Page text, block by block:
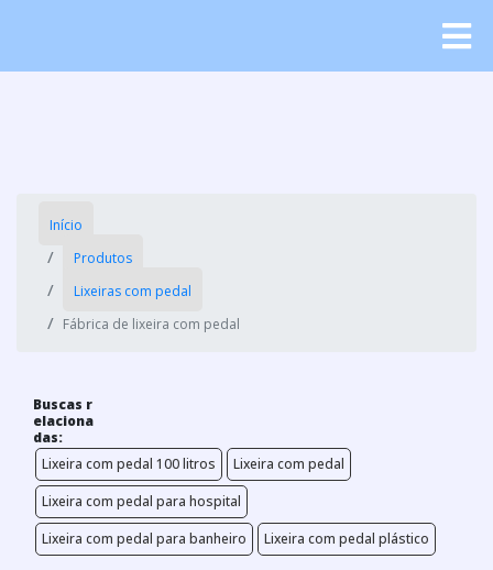
Início
Produtos
Lixeiras com pedal
Fábrica de lixeira com pedal
Buscas r
elaciona
das:
Lixeira com pedal 100 litros
Lixeira com pedal
Lixeira com pedal para hospital
Lixeira com pedal para banheiro
Lixeira com pedal plástico